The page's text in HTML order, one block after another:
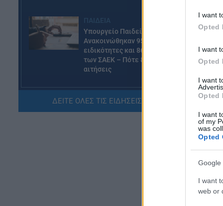
I want
Opted
I want
Opted
I want
Opted
I want
of my
was
Opted
Google
I want
web or
Υπουργείο Παιδείας:
Ανακοινώθηκαν 95
ειδικότητες και 860 τμήματα
των ΣΑΕΚ – Πότε ξεκινούν οι
αιτήσεις
ΔΕΙΤΕ ΟΛΕΣ ΤΙΣ ΕΙΔΗΣΕΙΣ ΕΔΩ »